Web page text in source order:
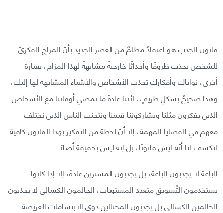
قانون الجذب هو اعتقادٌ مظلمٌ من العصر الجديد بأنَّ المزاج الفكريّ
للشخص يجذب ظروفًا وأحداثًا خارجيةً مشابهةً لهذا المزاج، بعبارة
أخرى، نواياك وأفكارك تجذب الأشخاص والأشياء المشابهة لها إليك،
وهذا صحيحٌ بشكلٍ طريفٍ، لأننا عادةً ما نمضي أوقاتنا مع الأشخاص
الذين يفكرون مثلنا ويشاركوننا قيمنا ونتجنب الناسَ الذين نختلف
معهم في القضايا المهمة، إلا أنَّ لحظة من التفكير بهذا القانون كافية
لتكشف لنا أنَّه ليس قانونًا، بل إنه ليس بحقيقة أصلًا.
الباعة لا يجذبون الباعة، بل يجذبون المشترين عادةً، إلا إذا كانوا
يستخدمون التَّسويق متعدد المستويات، الحالمون الكسالى لا يجذبون
الحالمين الكسالى بل يجذبون المحتالين ذوي الابتسامات العريضة